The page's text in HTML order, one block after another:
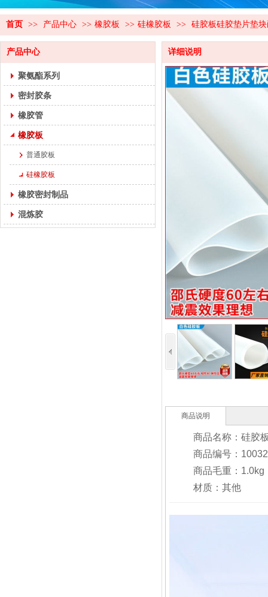
首页 >> 产品中心 >> 橡胶板 >> 硅橡胶板 >> 硅胶板硅胶垫片垫
产品中心
聚氨酯系列
密封胶条
橡胶管
橡胶板
普通胶板
硅橡胶板
橡胶密封制品
混炼胶
详细说明
商品说明
商品名称：硅胶
商品编号：
商品毛重：1.0kg
材质：其他